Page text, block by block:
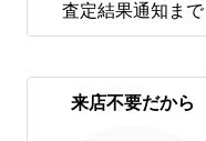
査定結果通知まで
来店不要だから